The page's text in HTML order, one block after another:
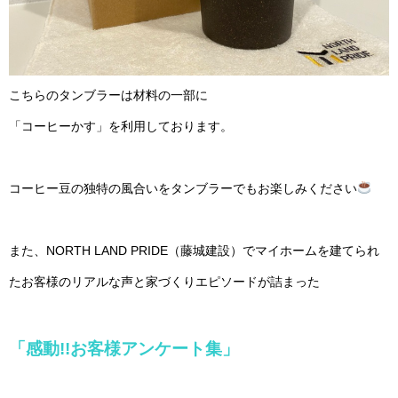
こちらのタンブラーは材料の一部に
「コーヒーかす」を利用しております。
コーヒー豆の独特の風合いをタンブラーでもお楽しみください
また、NORTH LAND PRIDE（藤城建設）でマイホームを建てられ
たお客様のリアルな声と家づくりエピソードが詰まった
「感動!!お客様アンケート集」